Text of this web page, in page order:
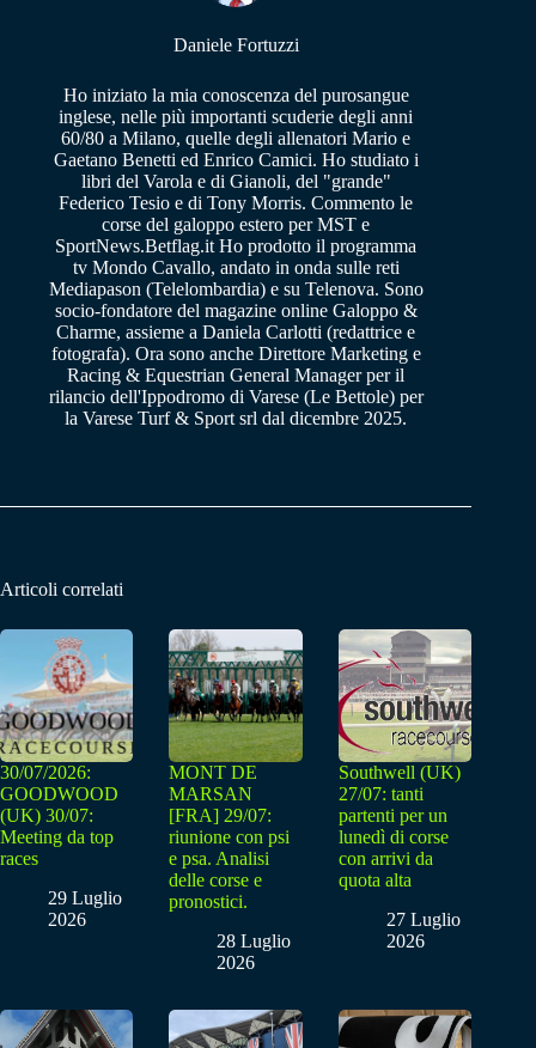
Daniele Fortuzzi
Ho iniziato la mia conoscenza del purosangue
inglese, nelle più importanti scuderie degli anni
60/80 a Milano, quelle degli allenatori Mario e
Gaetano Benetti ed Enrico Camici. Ho studiato i
libri del Varola e di Gianoli, del "grande"
Federico Tesio e di Tony Morris. Commento le
corse del galoppo estero per MST e
SportNews.Betflag.it Ho prodotto il programma
tv Mondo Cavallo, andato in onda sulle reti
Mediapason (Telelombardia) e su Telenova. Sono
socio-fondatore del magazine online Galoppo &
Charme, assieme a Daniela Carlotti (redattrice e
fotografa). Ora sono anche Direttore Marketing e
Racing & Equestrian General Manager per il
rilancio dell'Ippodromo di Varese (Le Bettole) per
la Varese Turf & Sport srl dal dicembre 2025.
Articoli correlati
30/07/2026:
GOODWOOD
(UK) 30/07:
Meeting da top
races
29 Luglio
2026
MONT DE
MARSAN
[FRA] 29/07:
riunione con psi
e psa. Analisi
delle corse e
pronostici.
28 Luglio
2026
Southwell (UK)
27/07: tanti
partenti per un
lunedì di corse
con arrivi da
quota alta
27 Luglio
2026